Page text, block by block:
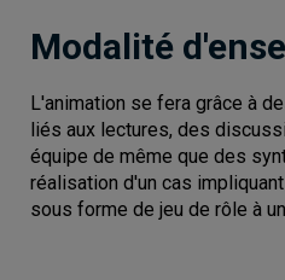
Modalité
L'animation se fera grâce à
liés aux lectures, des
équipe de même que des
réalisation d'un cas
sous forme de jeu de rôle à